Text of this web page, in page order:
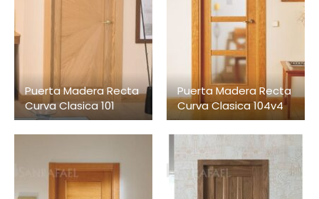
Puerta Madera Recta
Curva Clasica 101
Puerta Madera Recta
Curva Clasica 104v4